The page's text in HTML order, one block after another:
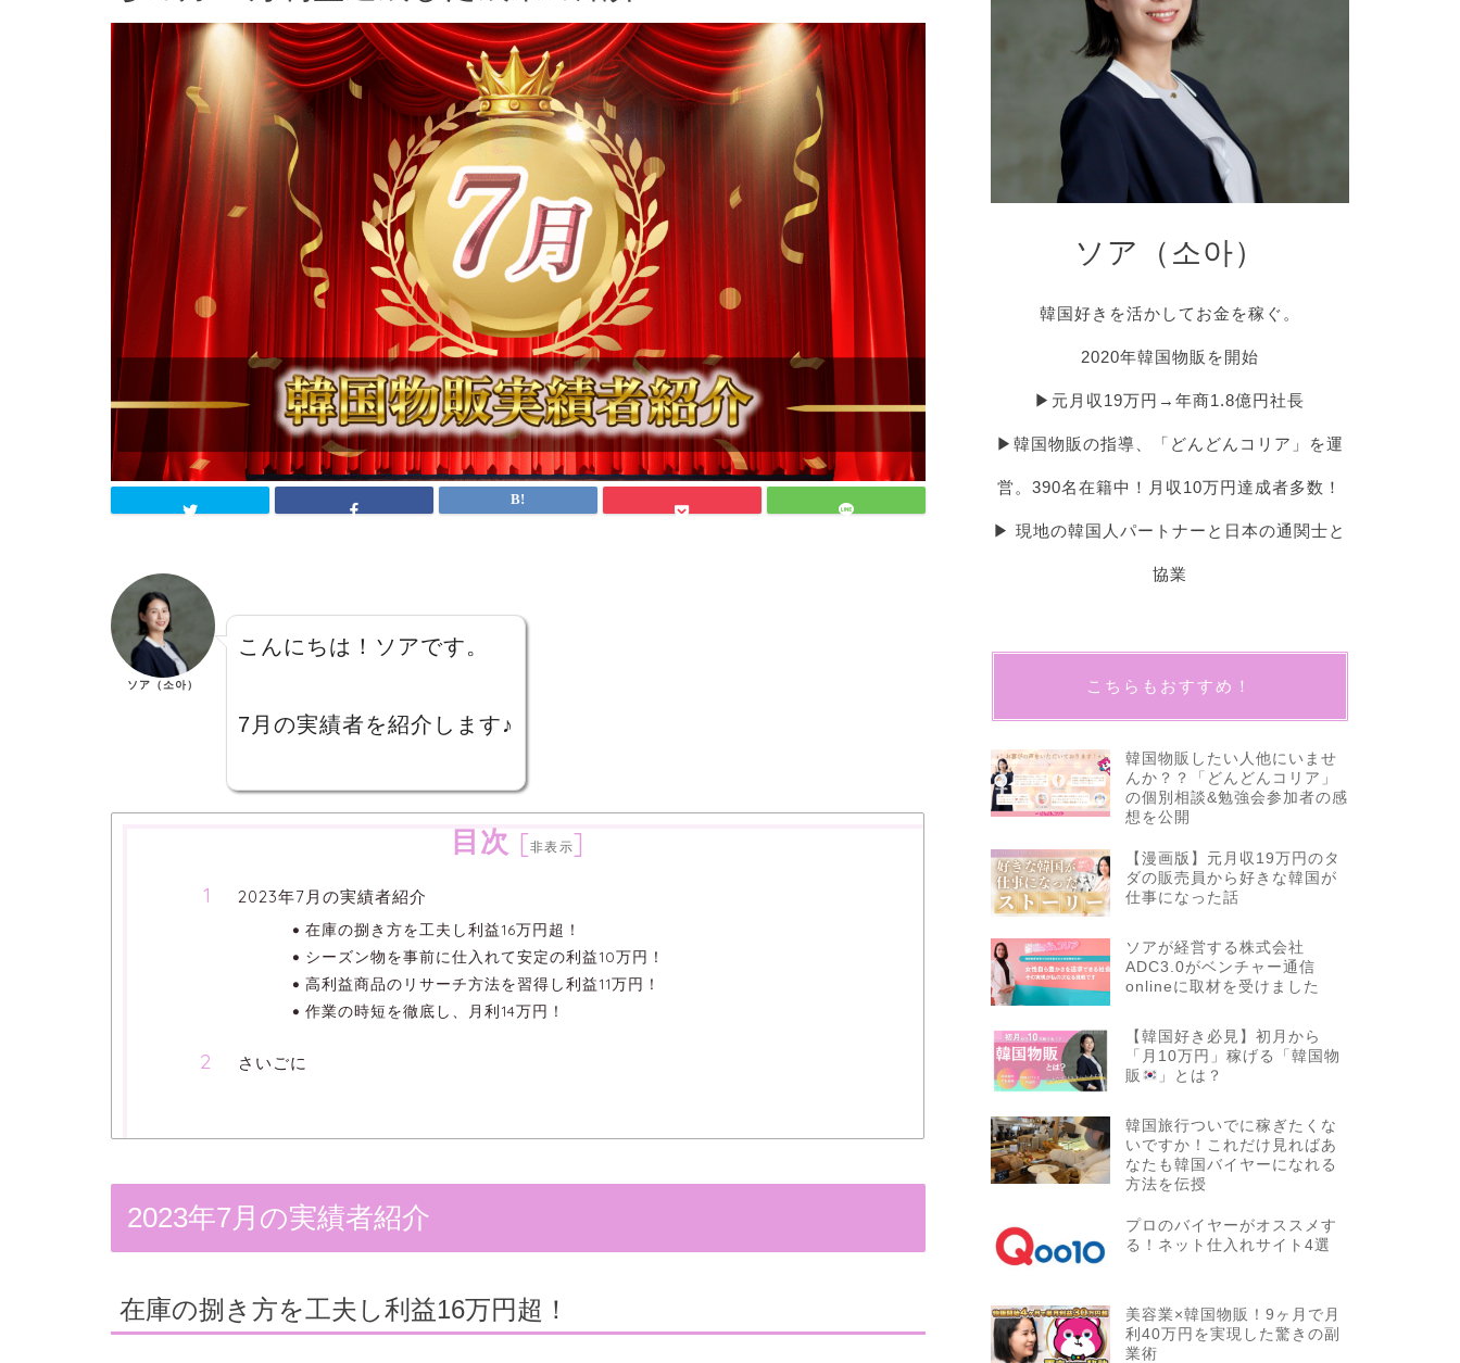
ソア（소아）
こんにちは！ソアです。
7月の実績者を紹介します♪
目次 [非表示]
2023年7月の実績者紹介
在庫の捌き方を工夫し利益16万円超！
シーズン物を事前に仕入れて安定の利益10万円！
高利益商品のリサーチ方法を習得し利益11万円！
作業の時短を徹底し、月利14万円！
さいごに
2023年7月の実績者紹介
在庫の捌き方を工夫し利益16万円超！
ソア（소아）
韓国好きを活かしてお金を稼ぐ。
2020年韓国物販を開始
▶︎元月収19万円→年商1.8億円社長
▶︎韓国物販の指導、「どんどんコリア」を運
営。390名在籍中！月収10万円達成者多数！
▶︎ 現地の韓国人パートナーと日本の通関士と
協業
こちらもおすすめ！
韓国物販したい人他にいませ
んか？？「どんどんコリア」
の個別相談&勉強会参加者の感
想を公開
【漫画版】元月収19万円のタ
ダの販売員から好きな韓国が
仕事になった話
ソアが経営する株式会社
ADC3.0がベンチャー通信
onlineに取材を受けました
【韓国好き必見】初月から
「月10万円」稼げる「韓国物
販
」とは？
韓国旅行ついでに稼ぎたくな
いですか！これだけ見ればあ
なたも韓国バイヤーになれる
方法を伝授
プロのバイヤーがオススメす
る！ネット仕入れサイト4選
美容業×韓国物販！9ヶ月で月
利40万円を実現した驚きの副
業術